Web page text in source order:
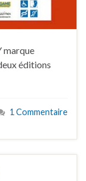
marque
éditions
1 Commentaire